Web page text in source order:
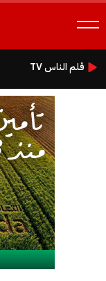
قلم الناس TV